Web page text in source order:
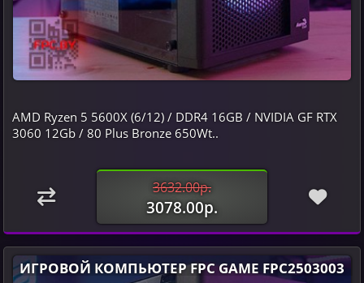
AMD Ryzen 5 5600X (6/12) / DDR4 16GB / NVIDIA GF RTX
3060 12Gb / 80 Plus Bronze 650Wt..
3632.00р.
3078.00р.
ИГРОВОЙ КОМПЬЮТЕР FPC GAME FPC2503003